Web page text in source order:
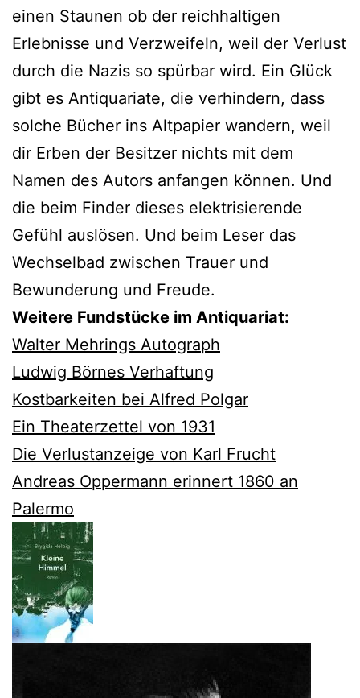
einen Staunen ob der reichhaltigen
Erlebnisse und Verzweifeln, weil der Verlust
durch die Nazis so spürbar wird. Ein Glück
gibt es Antiquariate, die verhindern, dass
solche Bücher ins Altpapier wandern, weil
dir Erben der Besitzer nichts mit dem
Namen des Autors anfangen können. Und
die beim Finder dieses elektrisierende
Gefühl auslösen. Und beim Leser das
Wechselbad zwischen Trauer und
Bewunderung und Freude.
Weitere Fundstücke im Antiquariat:
Walter Mehrings Autograph
Ludwig Börnes Verhaftung
Kostbarkeiten bei Alfred Polgar
Ein Theaterzettel von 1931
Die Verlustanzeige von Karl Frucht
Andreas Oppermann erinnert 1860 an
Palermo